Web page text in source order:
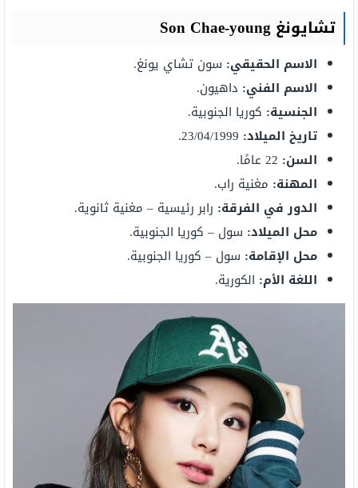
تشايونغ Son Chae-young
الاسم الحقيقي: سون تشاي يونغ.
الاسم الفني: داهيون.
الجنسية: كوريا الجنوبية.
تاريخ الميلاد:
السن: 22 عامًا.
المهنة: مغنية راب.
الدور في الفرقة: رابر رئيسية – مغنية ثانوية.
محل الميلاد: سول – كوريا الجنوبية.
محل الإقامة: سول – كوريا الجنوبية.
اللغة الأم: الكورية.